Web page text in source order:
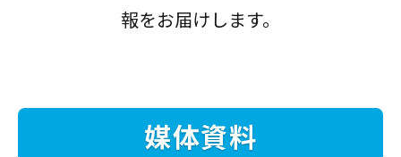
報をお届けします。
媒体資料